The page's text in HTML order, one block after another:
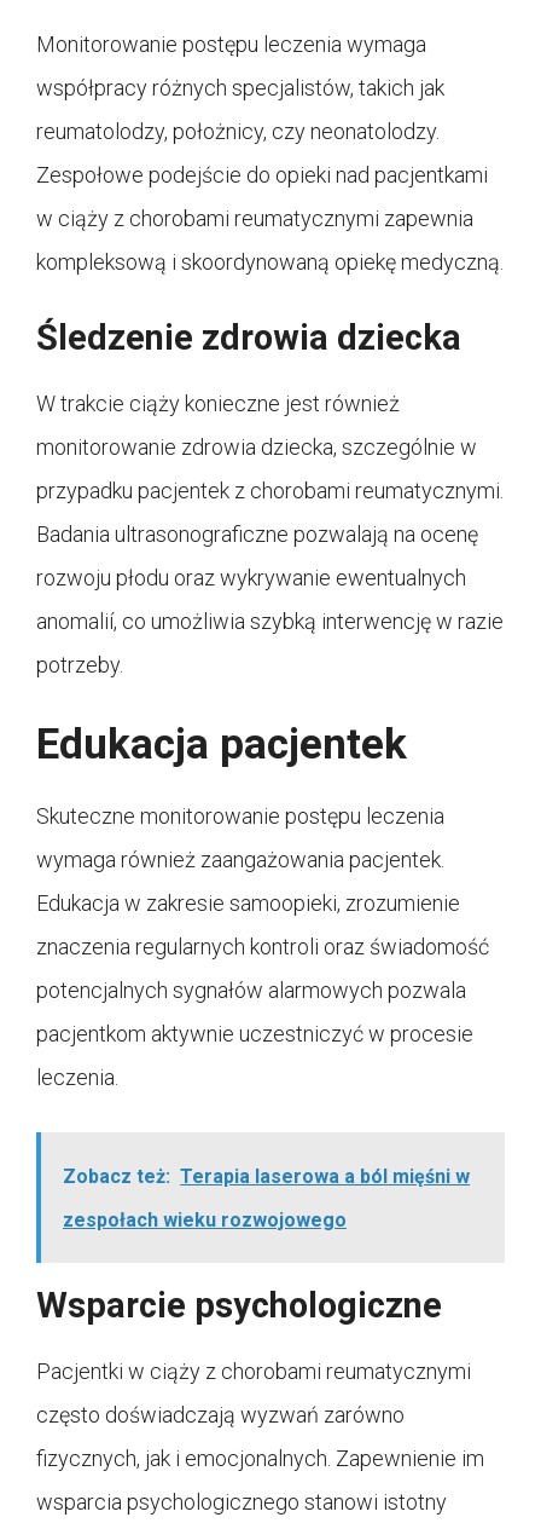
Monitorowanie postępu leczenia wymaga
współpracy różnych specjalistów, takich jak
reumatolodzy, położnicy, czy neonatolodzy.
Zespołowe podejście do opieki nad pacjentkami
w ciąży z chorobami reumatycznymi zapewnia
kompleksową i skoordynowaną opiekę medyczną.
Śledzenie zdrowia dziecka
W trakcie ciąży konieczne jest również
monitorowanie zdrowia dziecka, szczególnie w
przypadku pacjentek z chorobami reumatycznymi.
Badania ultrasonograficzne pozwalają na ocenę
rozwoju płodu oraz wykrywanie ewentualnych
anomalií, co umożliwia szybką interwencję w razie
potrzeby.
Edukacja pacjentek
Skuteczne monitorowanie postępu leczenia
wymaga również zaangażowania pacjentek.
Edukacja w zakresie samoopieki, zrozumienie
znaczenia regularnych kontroli oraz świadomość
potencjalnych sygnałów alarmowych pozwala
pacjentkom aktywnie uczestniczyć w procesie
leczenia.
Zobacz też: Terapia laserowa a ból mięśni w
zespołach wieku rozwojowego
Wsparcie psychologiczne
Pacjentki w ciąży z chorobami reumatycznymi
często doświadczają wyzwań zarówno
fizycznych, jak i emocjonalnych. Zapewnienie im
wsparcia psychologicznego stanowi istotny